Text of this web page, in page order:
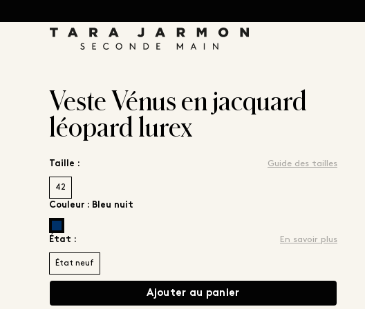
Tara Jarmon
Veste Vénus en jacquard
léopard lurex
Taille : Guide des tailles
42
Couleur : Bleu nuit
État : En savoir plus
État neuf
Ajouter au panier